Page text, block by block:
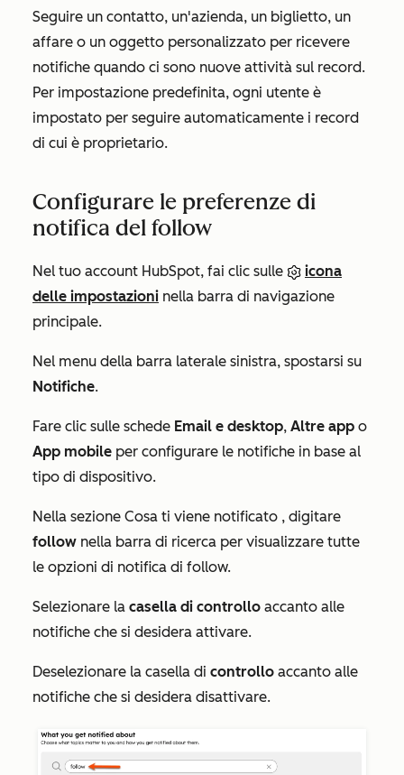
Seguire un contatto, un'azienda, un biglietto, un
affare o un oggetto personalizzato per ricevere
notifiche quando ci sono nuove attività sul record.
Per impostazione predefinita, ogni utente è
impostato per seguire automaticamente i record
di cui è proprietario.
Configurare le preferenze di
notifica del follow
Nel tuo account HubSpot, fai clic sulle
icona
delle impostazioni nella barra di navigazione
principale.
Nel menu della barra laterale sinistra, spostarsi su
Notifiche.
Fare clic sulle schede Email e desktop, Altre app o
App mobile per configurare le notifiche in base al
tipo di dispositivo.
Nella sezione Cosa ti viene notificato , digitare
follow nella barra di ricerca per visualizzare tutte
le opzioni di notifica di follow.
Selezionare la casella di controllo accanto alle
notifiche che si desidera attivare.
Deselezionare la casella di controllo accanto alle
notifiche che si desidera disattivare.